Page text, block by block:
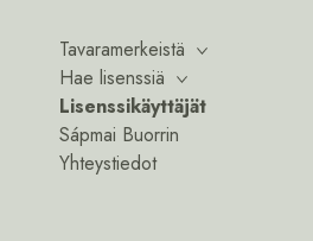
Tavaramerkeistä
Hae lisenssiä
Lisenssikäyttäjät
Sápmai Buorrin
Yhteystiedot